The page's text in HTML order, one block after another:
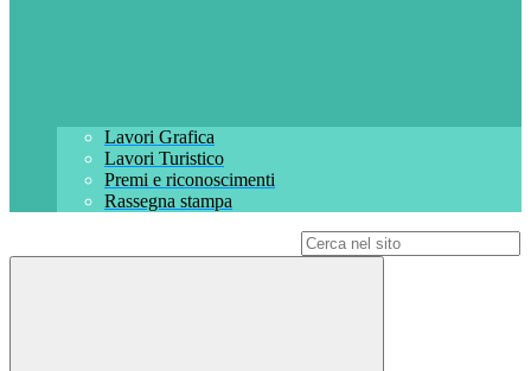
Lavori Grafica
Lavori Turistico
Premi e riconoscimenti
Rassegna stampa